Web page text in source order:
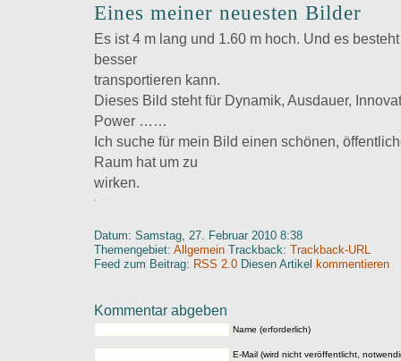
Eines meiner neuesten Bilder
Es ist 4 m lang und 1.60 m hoch. Und es
besser
transportieren kann.
Dieses Bild steht für Dynamik, Ausdauer,
Power ……
Ich suche für mein Bild einen schönen,
Raum hat um zu
wirken.
Datum: Samstag, 27. Februar 2010 8:38
Themengebiet: Allgemein Trackback: Trackback-URL
Feed zum Beitrag: RSS 2.0 Diesen Artikel kommentieren
Kommentar abgeben
Name (erforderlich)
E-Mail (wird nicht veröffentlicht,